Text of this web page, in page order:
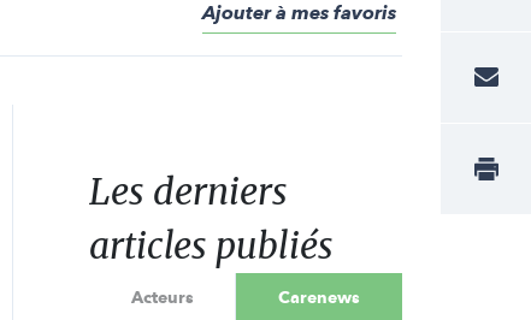
Ajouter à mes favoris
Les derniers
articles publiés
Acteurs Carenews